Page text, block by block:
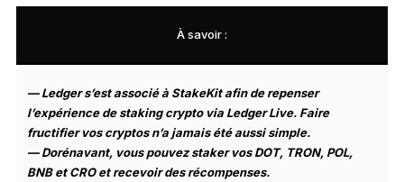
Comparer les signers Ledger
À savoir :
— Ledger s’est associé à StakeKit afin de repenser
l’expérience de staking crypto via Ledger Live. Faire
fructifier vos cryptos n’a jamais été aussi simple.
— Dorénavant, vous pouvez staker vos DOT, TRON, POL,
BNB et CRO et recevoir des récompenses.